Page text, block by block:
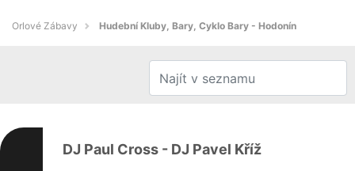
Orlové Zábavy Hudební Kluby, Bary, Cyklo Bary - Hodonín
DJ Paul Cross - DJ Pavel Kříž